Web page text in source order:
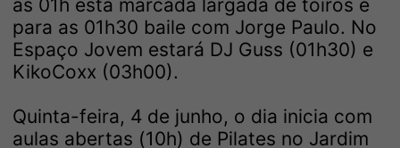
as 01h está marcada largada de toiros e
para as 01h30 baile com Jorge Paulo. No
Espaço Jovem estará DJ Guss (01h30) e
KikoCoxx (03h00).
Quinta-feira, 4 de junho, o dia inicia com
aulas abertas (10h) de Pilates no Jardim